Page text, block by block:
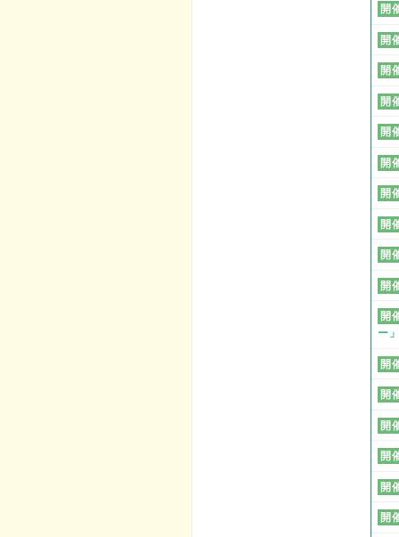
開
開
開
開
開
開
開
開
開
開
開
ー
開
開
開
開
開
開